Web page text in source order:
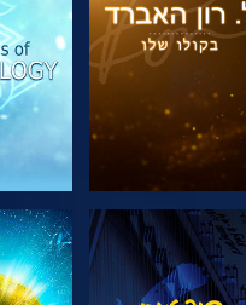
בדוק את הסדרה